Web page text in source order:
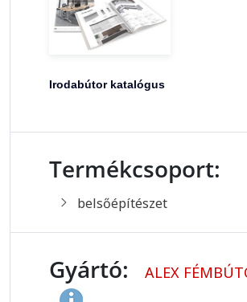
Irodabútor katalógus
Termékcsoport:
belsőépítészet
Gyártó: ALEX